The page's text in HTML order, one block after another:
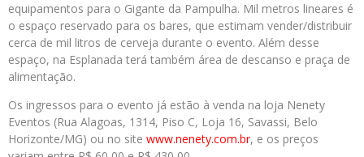
equipamentos para o Gigante da Pampulha. Mil metros lineares é
o espaço reservado para os bares, que estimam vender/distribuir
cerca de mil litros de cerveja durante o evento. Além desse
espaço, na Esplanada terá também área de descanso e praça de
alimentação.
Os ingressos para o evento já estão à venda na loja Nenety
Eventos (Rua Alagoas, 1314, Piso C, Loja 16, Savassi, Belo
Horizonte/MG) ou no site www.nenety.com.br, e os preços